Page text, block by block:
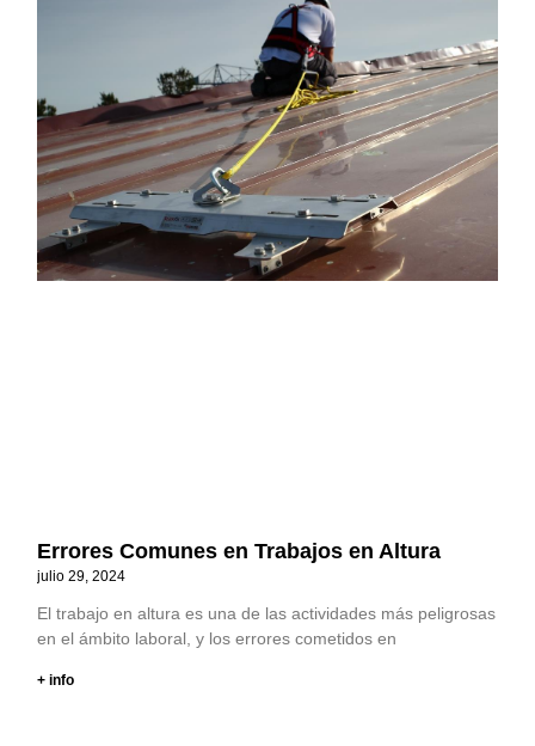
Errores Comunes en Trabajos en Altura
julio 29, 2024
El trabajo en altura es una de las actividades más peligrosas
en el ámbito laboral, y los errores cometidos en
+ info